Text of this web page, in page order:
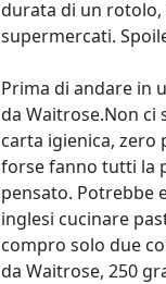
durata di un rotolo,
supermercati.
Prima di andare in
da Waitrose.Non ci
carta igienica, zero
forse fanno tutti la
pensato. Potrebbe
inglesi cucinare
compro solo due
da Waitrose, 250